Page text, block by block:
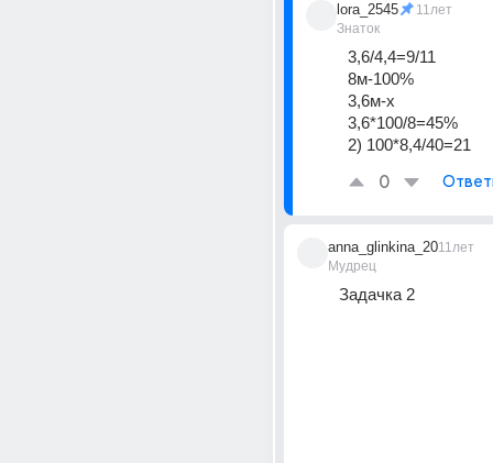
lora_2545
Знаток
11лет
3,6/4,4=9/11
8м-100%
3,6м-х
3,6*100/8=45%
2) 100*8,4/40=21
0
anna_glinkina_20
Мудрец
11лет
Задачка 2